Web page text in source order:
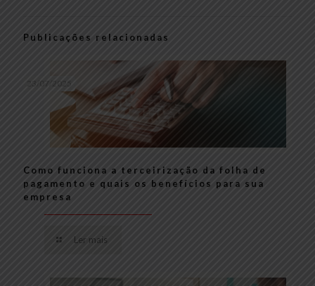
Publicações relacionadas
23/07/2025
Como funciona a terceirização da folha de
pagamento e quais os benefícios para sua
empresa
Ler mais